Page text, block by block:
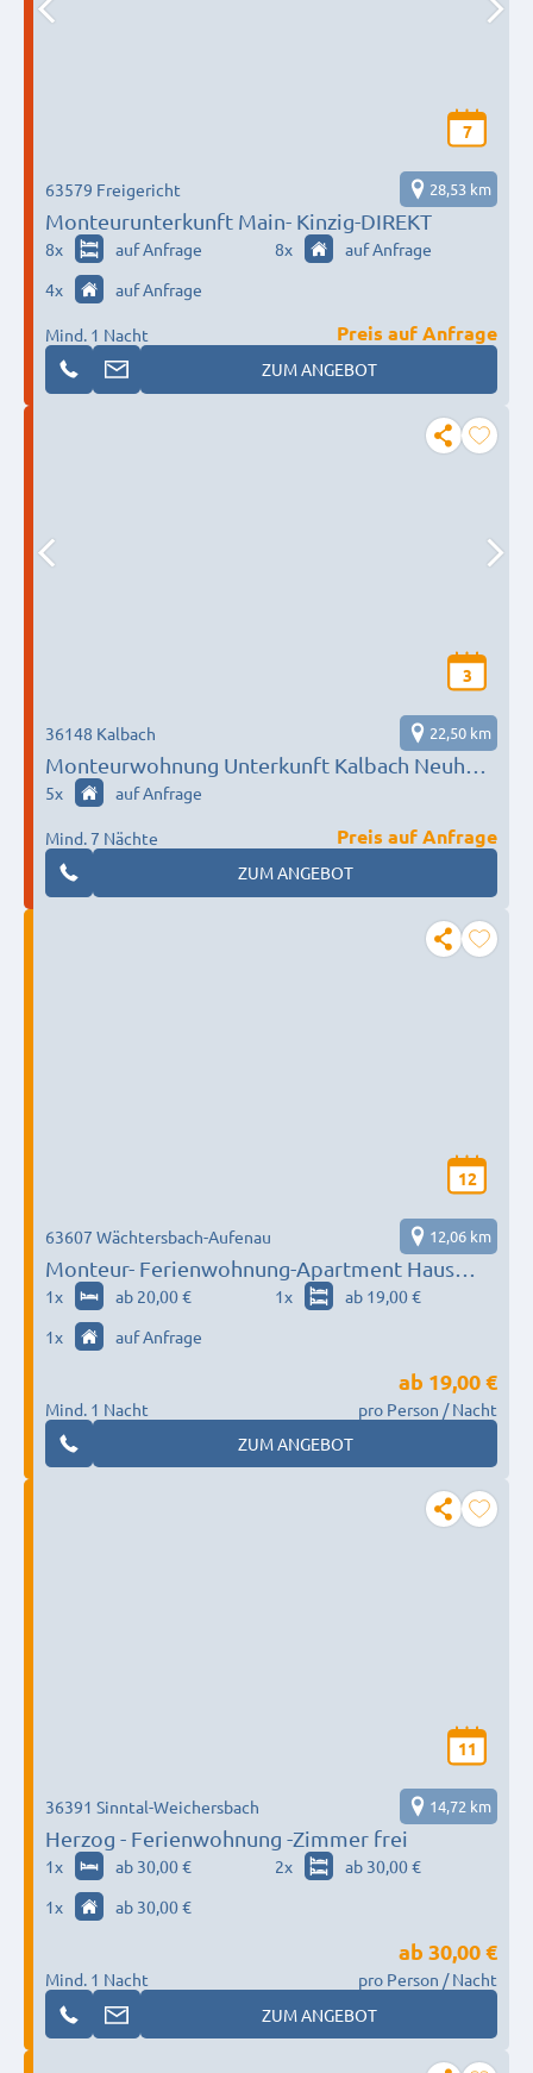
7
Monteurunterkunft Main- Kinzig-DIREKT
63579 Freigericht 28,53 km
8x auf Anfrage 8x
auf Anfrage
4x auf Anfrage
Mind. 1 Nacht
Preis auf Anfrage
ZUM ANGEBOT
3
Monteurwohnung Unterkunft Kalbach Neuhof
Fulda
36148 Kalbach 22,50 km
5x auf Anfrage
Mind. 7 Nächte
Preis auf Anfrage
ZUM ANGEBOT
12
Monteur- Ferienwohnung-Apartment Haus
Thomas
63607 Wächtersbach-Aufenau 12,06 km
1x ab 20,00 € 1x
ab 19,00 €
1x auf Anfrage
Mind. 1 Nacht
ab 19,00 €
pro Person / Nacht
ZUM ANGEBOT
11
Herzog - Ferienwohnung -Zimmer frei
36391 Sinntal-Weichersbach 14,72 km
1x ab 30,00 € 2x
ab 30,00 €
1x ab 30,00 €
Mind. 1 Nacht
ab 30,00 €
pro Person / Nacht
ZUM ANGEBOT